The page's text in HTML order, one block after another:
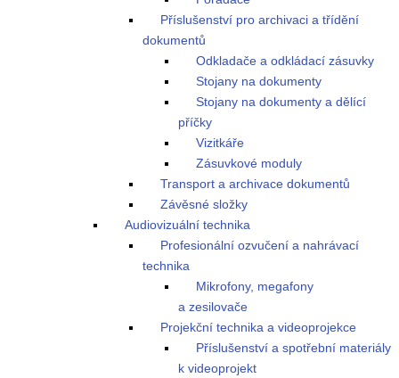
Příslušenství pro archivaci a třídění
dokumentů
Odkladače a odkládací zásuvky
Stojany na dokumenty
Stojany na dokumenty a dělící
příčky
Vizitkáře
Zásuvkové moduly
Transport a archivace dokumentů
Závěsné složky
Audiovizuální technika
Profesionální ozvučení a nahrávací
technika
Mikrofony, megafony
a zesilovače
Projekční technika a videoprojekce
Příslušenství a spotřební materiály
k videoprojekt